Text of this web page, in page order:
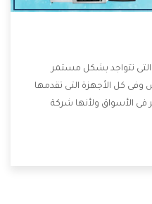
تتواجد بشكل مستمر
وفى كل الأجهزة التى تقدمها
فى الأسواق ولأنها شركة
التى تسهل على